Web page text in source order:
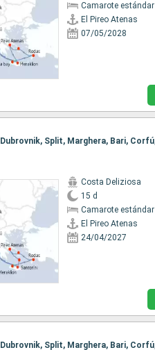
Camarote estándar
El Pireo Atenas
07/05/2028
Costa Deliziosa
15 d
Camarote estándar
El Pireo Atenas
24/04/2027